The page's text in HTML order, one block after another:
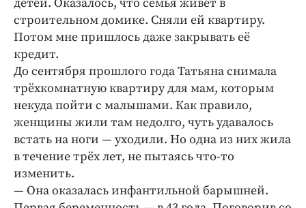
детей. Оказалось, что семья живёт в
строительном домике. Сняли ей квартиру.
Потом мне пришлось даже закрывать её
кредит.
До сентября прошлого года Татьяна снимала
трёхкомнатную квартиру для мам, которым
некуда пойти с малышами. Как правило,
женщины жили там недолго, чуть удавалось
встать на ноги — ​уходили. Но одна из них жила
в течение трёх лет, не пытаясь что-­то
изменить.
— Она оказалась инфантильной барышней.